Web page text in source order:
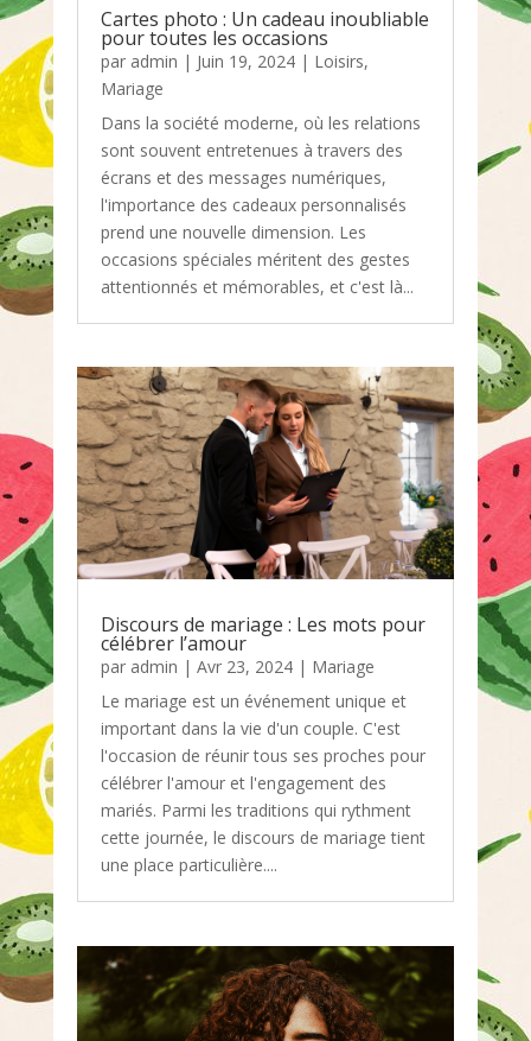
Cartes photo : Un cadeau inoubliable
pour toutes les occasions
par admin | Juin 19, 2024| Loisirs,
Mariage
Dans la société moderne, où les relations
sont souvent entretenues à travers des
écrans et des messages numériques,
l'importance des cadeaux personnalisés
prend une nouvelle dimension. Les
occasions spéciales méritent des gestes
attentionnés et mémorables, et c'est là...
Discours de mariage : Les mots pour
célébrer l’amour
par admin | Avr 23, 2024| Mariage
Le mariage est un événement unique et
important dans la vie d'un couple. C'est
l'occasion de réunir tous ses proches pour
célébrer l'amour et l'engagement des
mariés. Parmi les traditions qui rythment
cette journée, le discours de mariage tient
une place particulière....